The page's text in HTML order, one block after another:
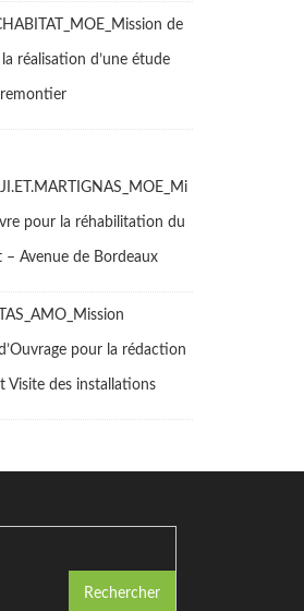
de
réalisation d’une étude
pour la réhabilitation du
– Avenue de Bordeaux
pour la rédaction
Visite des installations